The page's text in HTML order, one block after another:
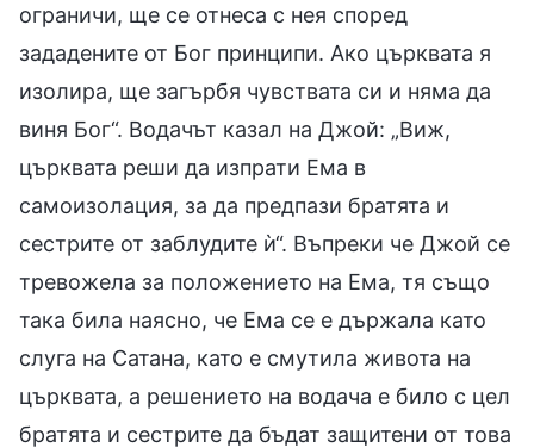
ограничи, ще се отнеса с нея според
зададените от Бог принципи. Ако църквата я
изолира, ще загърбя чувствата си и няма да
виня Бог“. Водачът казал на Джой: „Виж,
църквата реши да изпрати Ема в
самоизолация, за да предпази братята и
сестрите от заблудите ѝ“. Въпреки че Джой се
тревожела за положението на Ема, тя също
така била наясно, че Ема се е държала като
слуга на Сатана, като е смутила живота на
църквата, а решението на водача е било с цел
братята и сестрите да бъдат защитени от това